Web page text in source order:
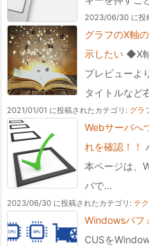
2023/06/30 に投
グラフのX軸
示したい ◆X
プレビューよ
タイトルなど
2021/01/01 に投稿されたカテゴリ: グラ
Webサーバへ
れを確認！！
本ページは、
バで...
2023/06/30 に投稿されたカテゴリ: テ
Windowsパフ
CUSを